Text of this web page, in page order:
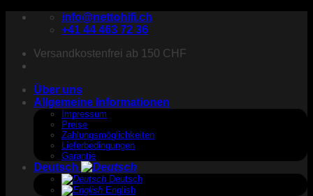
Zum
info@nettohifi.ch
+41 44 463 72 36
Versandkostenfrei ab 150 CHF
Über uns
Allgemeine Informationen
Impressum
Preise
Zahlungsmöglichkeiten
Lieferbedingungen
Garantie
Deutsch
Deutsch
English